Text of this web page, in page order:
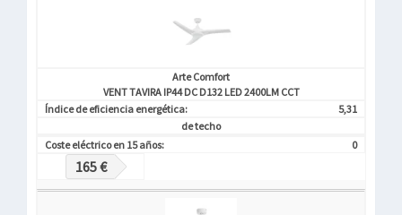
Arte Comfort
VENT TAVIRA IP44 DC D132 LED 2400LM CCT
Índice de eficiencia energética:
5,31
de techo
Coste eléctrico en 15 años:
0
165 €